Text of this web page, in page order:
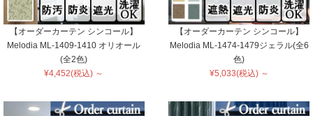
【オーダーカーテン シンコール】
Melodia ML-1409-1410 オリオール
(全2色)
¥4,452(税込) ～
【オーダーカーテン シンコール】
Melodia ML-1474-1479ジェラル(全6
色)
¥5,033(税込) ～